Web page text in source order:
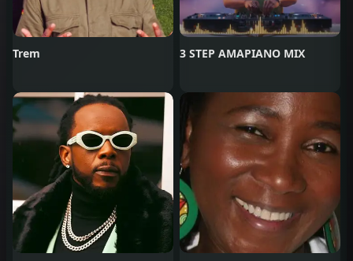
Trem 3 STEP AMAPIANO MIX